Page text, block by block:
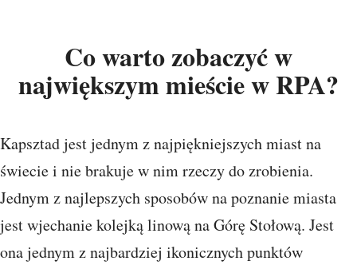
Co warto zobaczyć w
największym mieście w RPA?
Kapsztad jest jednym z najpiękniejszych miast na
świecie i nie brakuje w nim rzeczy do zrobienia.
Jednym z najlepszych sposobów na poznanie miasta
jest wjechanie kolejką linową na Górę Stołową. Jest
ona jednym z najbardziej ikonicznych punktów